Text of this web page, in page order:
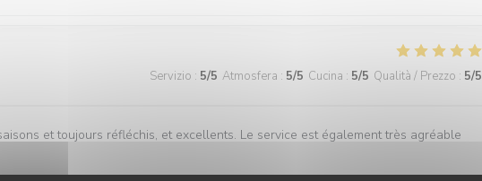
Servizio : 5/5 Atmosfera : 5/5 Cucina : 5/5 Qualità / Prezzo : 5/5
et toujours réfléchis, et excellents. Le service est également très agréable